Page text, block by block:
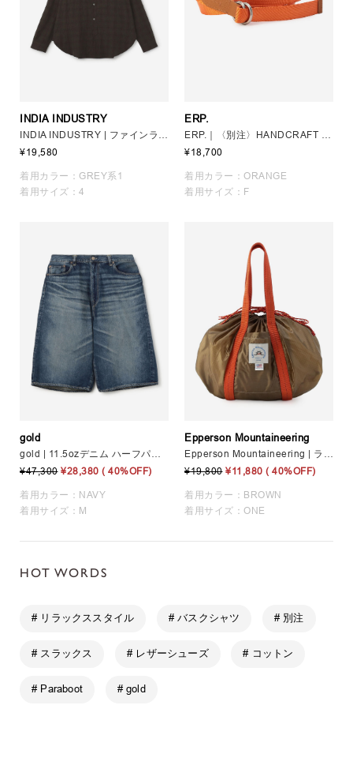
INDIA INDUSTRY
INDIA INDUSTRY | ファインラインチェック バンドカラーシャツ MEN
¥19,580
着用カラー：GREY系1
着用サイズ：4
ERP.
ERP.｜〈別注〉HANDCRAFT DOUBLE RING BELT. UNISEX
¥18,700
着用カラー：ORANGE
着用サイズ：F
gold
gold | 11.5ozデニム ハーフパンツ MEN
¥47,300 ¥28,380 ( 40%OFF)
着用カラー：NAVY
着用サイズ：M
Epperson Mountaineering
Epperson Mountaineering | ランチバッグ S BROWN UNISEX
¥19,800 ¥11,880 ( 40%OFF)
着用カラー：BROWN
着用サイズ：ONE
HOT WORDS
# リラックススタイル # バスクシャツ # 別注
# スラックス # レザーシューズ # コットン
# Paraboot # gold